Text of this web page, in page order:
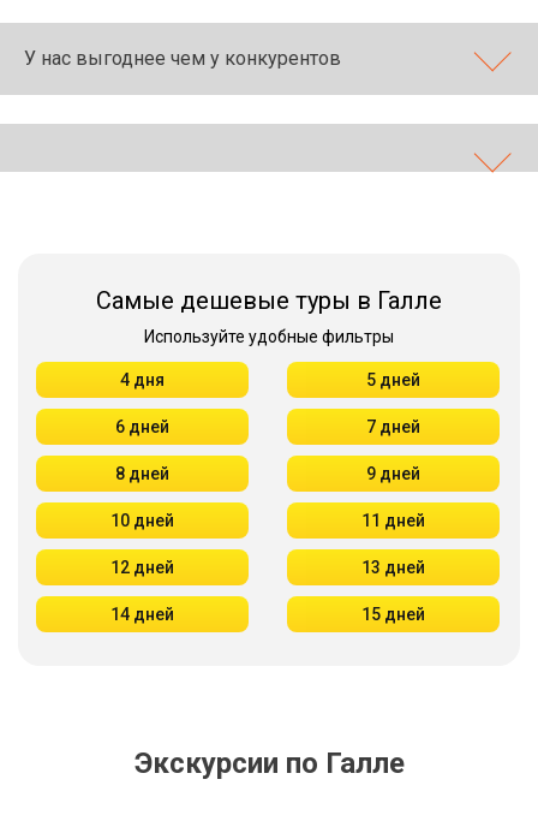
У нас выгоднее чем у конкурентов
Самые дешевые туры в Галле
Используйте удобные фильтры
4 дня 5 дней
6 дней 7 дней
8 дней 9 дней
10 дней 11 дней
12 дней 13 дней
14 дней 15 дней
Экскурсии по Галле